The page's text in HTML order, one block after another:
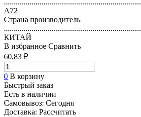
А72
Страна производитель
КИТАЙ
В избранное Сравнить
60,83 ₽
0 В корзину
Быстрый заказ
Есть в наличии
Самовывоз: Сегодня
Доставка: Рассчитать